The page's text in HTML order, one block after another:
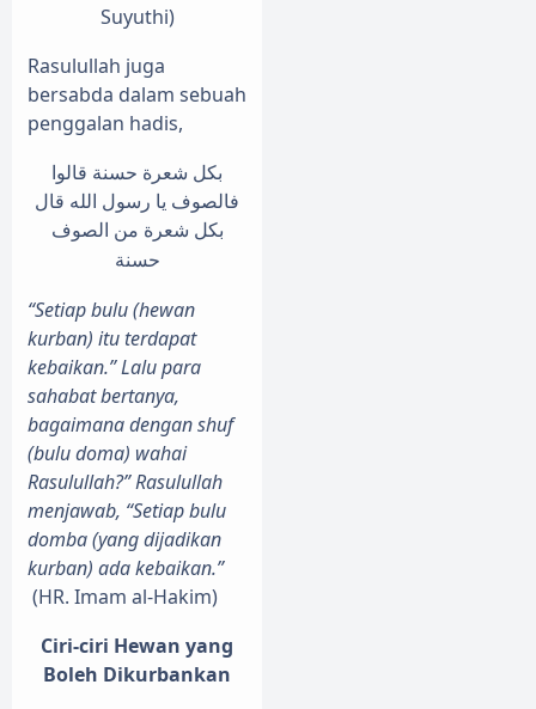
Suyuthi)
Rasulullah juga
bersabda dalam sebuah
penggalan hadis,
بكل شعرة حسنة قالوا
فالصوف يا رسول الله قال
بكل شعرة من الصوف
حسنة
“Setiap bulu (hewan
kurban) itu terdapat
kebaikan.” Lalu para
sahabat bertanya,
bagaimana dengan shuf
(bulu doma) wahai
Rasulullah?” Rasulullah
menjawab, “Setiap bulu
domba (yang dijadikan
kurban) ada kebaikan.”
(HR. Imam al-Hakim)
Ciri-ciri Hewan yang
Boleh Dikurbankan